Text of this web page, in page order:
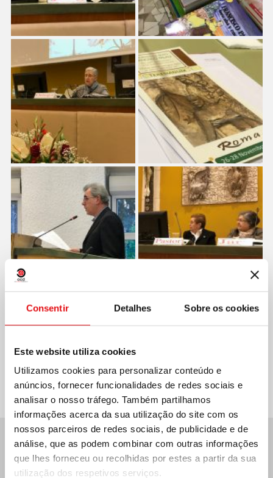
Consentir Detalhes Sobre os cookies
Este website utiliza cookies
Utilizamos cookies para personalizar conteúdo e
anúncios, fornecer funcionalidades de redes sociais e
analisar o nosso tráfego. Também partilhamos
informações acerca da sua utilização do site com os
nossos parceiros de redes sociais, de publicidade e de
análise, que as podem combinar com outras informações
que lhes forneceu ou recolhidas por estes a partir da sua
utilização dos respetivos serviços.
Compartilhar no:
Últimas notícias: